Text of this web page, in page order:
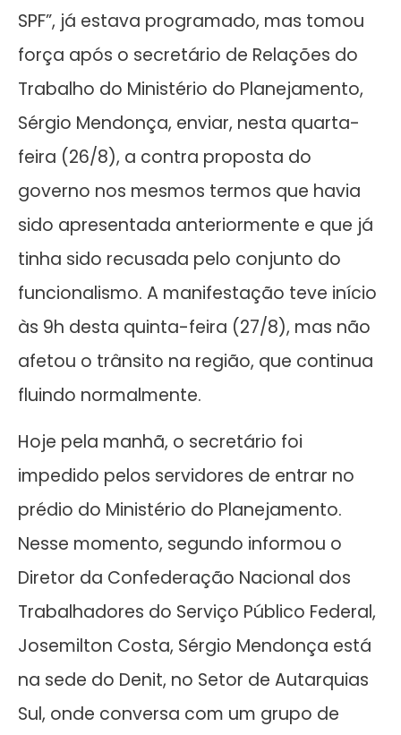
SPF”, já estava programado, mas tomou
força após o secretário de Relações do
Trabalho do Ministério do Planejamento,
Sérgio Mendonça, enviar, nesta quarta-
feira (26/8), a contra proposta do
governo nos mesmos termos que havia
sido apresentada anteriormente e que já
tinha sido recusada pelo conjunto do
funcionalismo. A manifestação teve início
às 9h desta quinta-feira (27/8), mas não
afetou o trânsito na região, que continua
fluindo normalmente.
Hoje pela manhã, o secretário foi
impedido pelos servidores de entrar no
prédio do Ministério do Planejamento.
Nesse momento, segundo informou o
Diretor da Confederação Nacional dos
Trabalhadores do Serviço Público Federal,
Josemilton Costa, Sérgio Mendonça está
na sede do Denit, no Setor de Autarquias
Sul, onde conversa com um grupo de